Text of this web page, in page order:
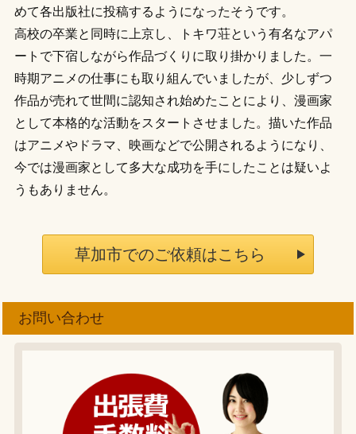
めて各出版社に投稿するようになったそうです。
高校の卒業と同時に上京し、トキワ荘という有名なアパ
ートで下宿しながら作品づくりに取り掛かりました。一
時期アニメの仕事にも取り組んでいましたが、少しずつ
作品が売れて世間に認知され始めたことにより、漫画家
として本格的な活動をスタートさせました。描いた作品
はアニメやドラマ、映画などで公開されるようになり、
今では漫画家として多大な成功を手にしたことは疑いよ
うもありません。
草加市でのご依頼はこちら
お問い合わせ